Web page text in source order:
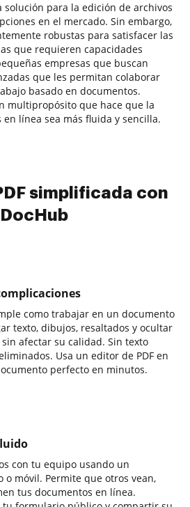
solución para la edición de archivos
en el mercado. Sin embargo,
robustas para satisfacer las
que requieren capacidades
empresas que buscan
que les permitan colaborar
basado en documentos.
multipropósito que hace que la
línea sea más fluida y sencilla.
simplificada con
DocHub
como trabajar en un documento
texto, dibujos, resaltados y ocultar
afectar su calidad. Sin texto
Usa un editor de PDF en
perfecto en minutos.
con tu equipo usando un
móvil. Permite que otros vean,
tus documentos en línea.